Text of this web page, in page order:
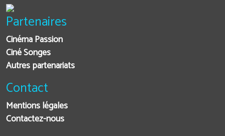
Partenaires
Cinéma Passion
Ciné Songes
Autres partenariats
Contact
Mentions légales
Contactez-nous